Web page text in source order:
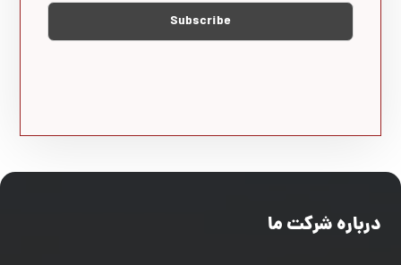
درباره شرکت ما